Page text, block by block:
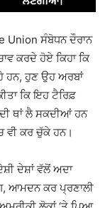
Union ਸੰਬੋਧਨ ਦੌਰਾਨ
ਕਰਦੇ ਹੋਏ ਕਿਹਾ ਕਿ
ਹਨ, ਹੁਣ ਉਹ ਅਰਬਾਂ
ਕਿ ਇਹ ਟੈਰਿਫ਼
ਥਾਂ ਲੈ ਸਕਦੀਆਂ ਹਨ
ਕਰ ਚੁੱਕੇ ਹਨ।
ਦੇਸ਼ਾਂ ਵੱਲੋਂ ਅਦਾ
ਆਮਦਨ ਕਰ ਪ੍ਰਣਾਲੀ